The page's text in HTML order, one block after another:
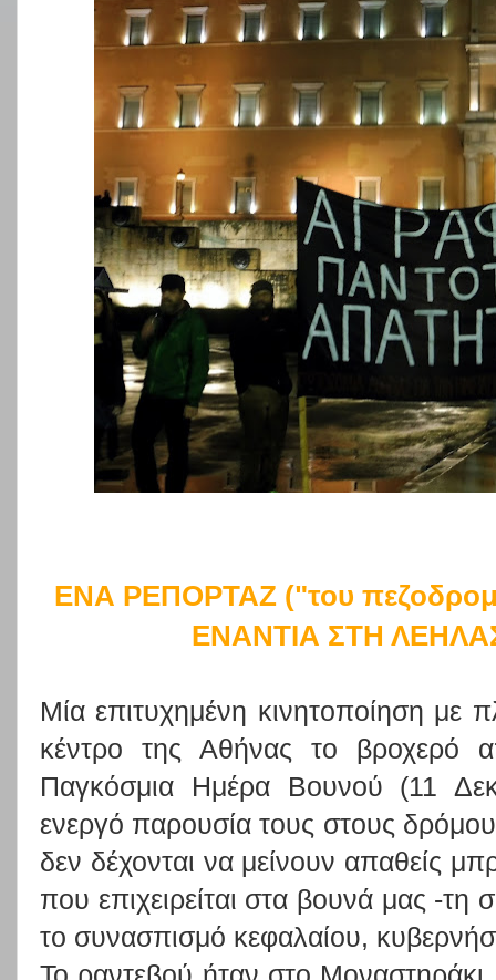
ΕΝΑ ΡΕΠΟΡΤΑΖ ("του
ΕΝΑΝΤΙΑ ΣΤΗ
Μία επιτυχημένη κινητοποίηση με
κέντρο της Αθήνας το βροχερό
Παγκόσμια Ημέρα Βουνού (11
ενεργό παρουσία τους στους
δεν δέχονται να μείνουν απαθείς
που επιχειρείται στα βουνά μας -τη
το συνασπισμό κεφαλαίου,